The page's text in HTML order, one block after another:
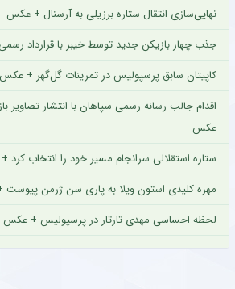
نهایی‌سازی انتقال ستاره برزیلی به آرسنال + عکس
جذب چهار بازیکن جدید توسط خیبر با قرارداد
کاپیتان سابق پرسپولیس در تمرینات گل‌گهر + عکس
اقدام جالب رسانه رسمی سپاهان با انتشار تصاویر
عکس
ستاره استقلالی سرانجام مسیر خود را انتخاب
مهره کلیدی استون ویلا به پاری سن ژرمن
لحظه احساسی مهدی تارتار در پرسپولیس + عکس